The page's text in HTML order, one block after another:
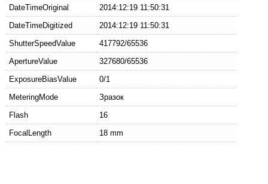
DateTimeOriginal
2014:12:19 11:50:31
DateTimeDigitized
2014:12:19 11:50:31
ShutterSpeedValue
417792/65536
ApertureValue
327680/65536
ExposureBiasValue
0/1
MeteringMode
Зразок
Flash
16
FocalLength
18 mm